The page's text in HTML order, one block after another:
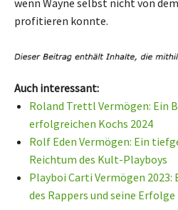
profitieren konnte.
Auch interessant:
Roland Trettl Vermögen: Ein
erfolgreichen Kochs 2024
Rolf Eden Vermögen: Ein
Reichtum des Kult-Playboys
Playboi Carti Vermögen 2023:
des Rappers und seine Erfolge